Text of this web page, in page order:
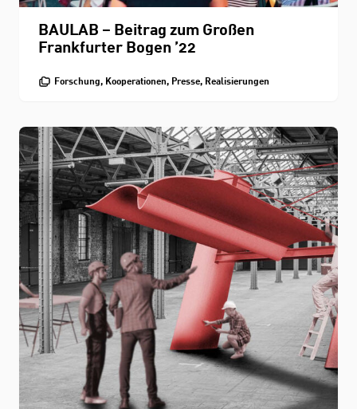
BAULAB – Beitrag zum Großen
Frankfurter Bogen ’22
Forschung, Kooperationen, Presse, Realisierungen